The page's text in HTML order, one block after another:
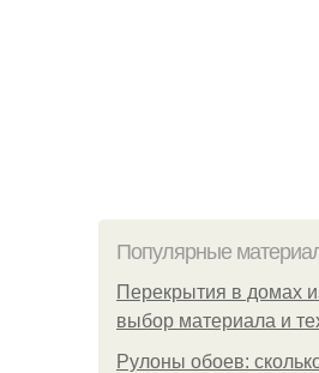
Популярные
Перекрытия в домах
выбор материала и
Рулоны обоев: